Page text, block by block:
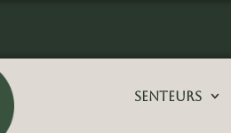
Senteurs